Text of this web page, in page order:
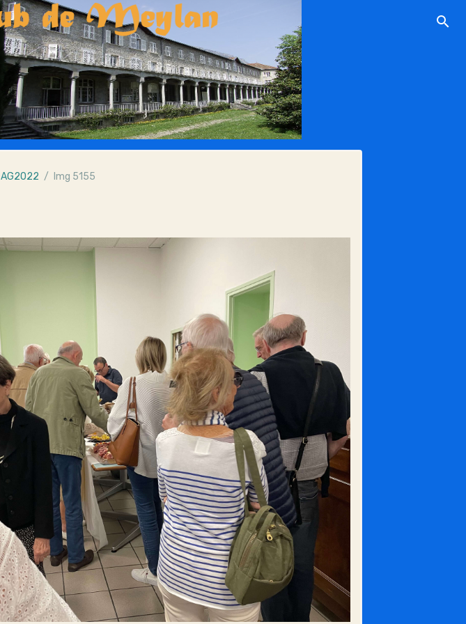
AG2022 Img 5155